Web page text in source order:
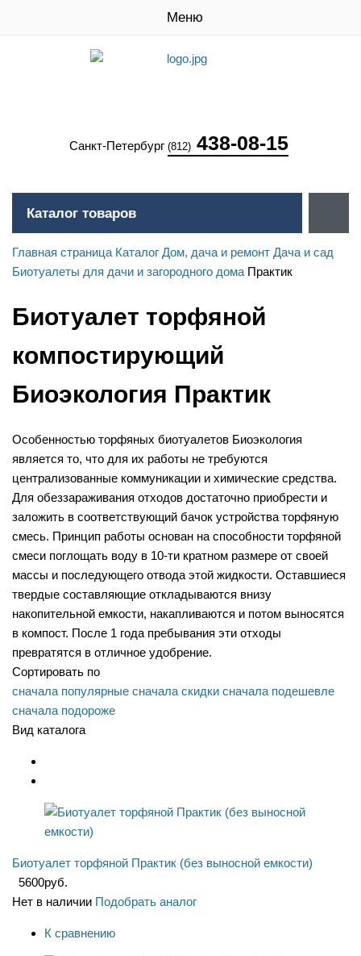
Меню
Санкт-Петербург (812) 438-08-15
Каталог товаров
Главная страница Каталог Дом, дача и ремонт Дача и сад
Биотуалеты для дачи и загородного дома Практик
Биотуалет торфяной
компостирующий
Биоэкология Практик
Особенностью торфяных биотуалетов Биоэкология
является то, что для их работы не требуются
централизованные коммуникации и химические средства.
Для обеззараживания отходов достаточно приобрести и
заложить в соответствующий бачок устройства торфяную
смесь. Принцип работы основан на способности торфяной
смеси поглощать воду в 10-ти кратном размере от своей
массы и последующего отвода этой жидкости. Оставшиеся
твердые составляющие откладываются внизу
накопительной емкости, накапливаются и потом выносятся
в компост. После 1 года пребывания эти отходы
превратятся в отличное удобрение.
Сортировать по
сначала популярные сначала скидки сначала подешевле
сначала подороже
Вид каталога
Биотуалет торфяной Практик (без выносной емкости)
5600руб.
Нет в наличии Подобрать аналог
К сравнению